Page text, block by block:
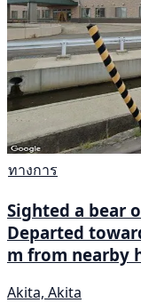
ทางการ
Sighted a bear
Departed
m from nearby
Akita, Akita